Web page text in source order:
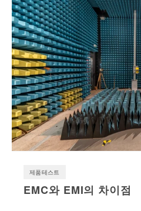
제품테스트
EMC와 EMI의 차이점